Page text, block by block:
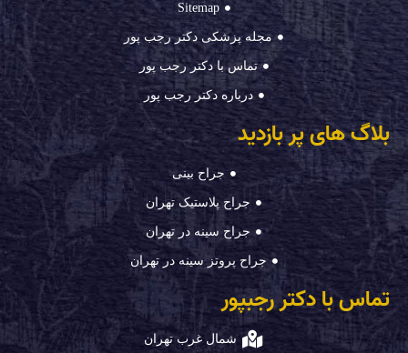
Sitemap
مجله پزشکی دکتر رجب پور
تماس با دکتر رجب پور
درباره دکتر رجب پور
بلاگ های پر بازدید
جراح بینی
جراح پلاستیک تهران
جراح سینه در تهران
جراح پروتز سینه در تهران
تماس با دکتر رجبپور
شمال غرب تهران